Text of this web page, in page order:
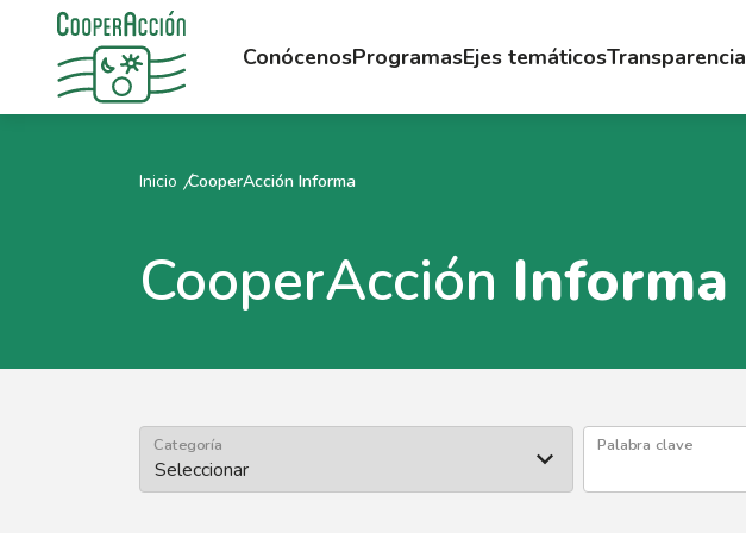
ConócenosProgramasEjes temáticosTransparencia
Inicio CooperAcción Informa
CooperAcción Informa
Categoría Palabra clave